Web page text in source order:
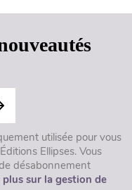
utilisée pour vous
Ellipses. Vous
désabonnement
plus sur la gestion de